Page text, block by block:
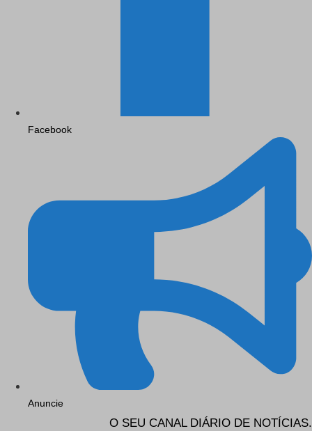
Facebook
Anuncie
O SEU CANAL DIÁRIO DE NOTÍCIAS.